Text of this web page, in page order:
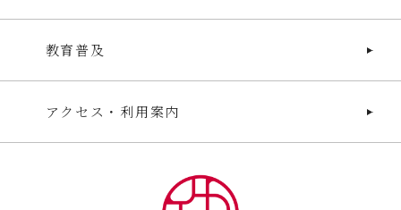
教育普及
アクセス・利用案内